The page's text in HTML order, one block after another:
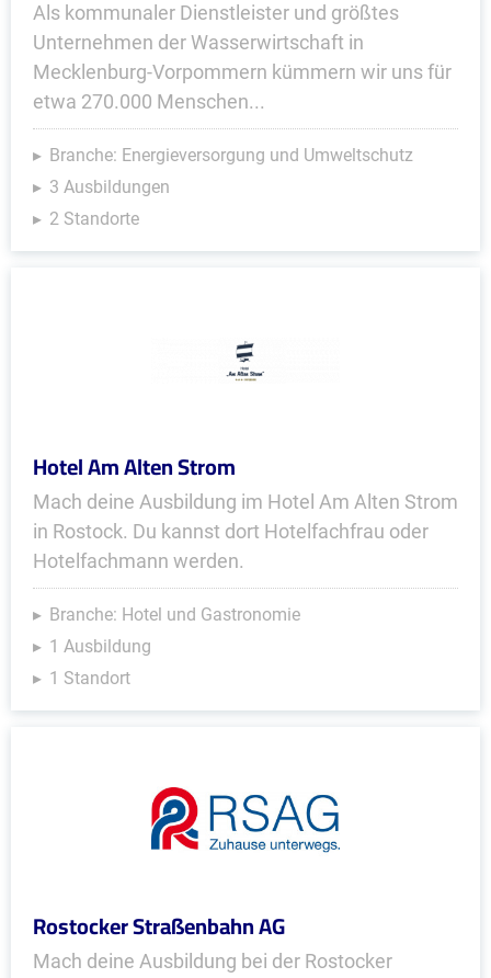
Als kommunaler Dienstleister und größtes
Unternehmen der Wasserwirtschaft in
Mecklenburg-Vorpommern kümmern wir uns für
etwa 270.000 Menschen...
Branche: Energieversorgung und Umweltschutz
3 Ausbildungen
2 Standorte
Hotel Am Alten Strom
Mach deine Ausbildung im Hotel Am Alten Strom
in Rostock. Du kannst dort Hotelfachfrau oder
Hotelfachmann werden.
Branche: Hotel und Gastronomie
1 Ausbildung
1 Standort
Rostocker Straßenbahn AG
Mach deine Ausbildung bei der Rostocker